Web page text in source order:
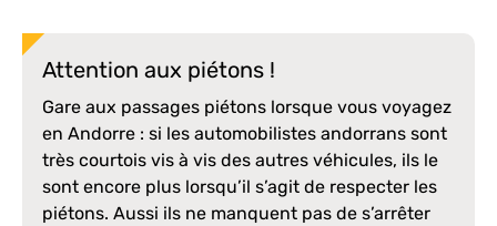
Attention aux piétons !
Gare aux passages piétons lorsque vous voyagez
en Andorre : si les automobilistes andorrans sont
très courtois vis à vis des autres véhicules, ils le
sont encore plus lorsqu’il s’agit de respecter les
piétons. Aussi ils ne manquent pas de s’arrêter